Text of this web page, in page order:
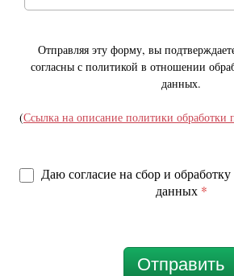
Отправляя эту форму, вы
согласны с политикой в отношении
данных.
(Ссылка на описание политики обработки
Даю согласие на сбор и
данных *
Отправить